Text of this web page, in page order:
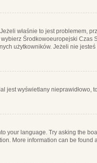
właśnie to jest problemem,
Środkowoeuropejski Czas
użytkowników. Jeżeli nie
jest wyświetlany nieprawidłowo,
your language. Try asking the
More information can be found